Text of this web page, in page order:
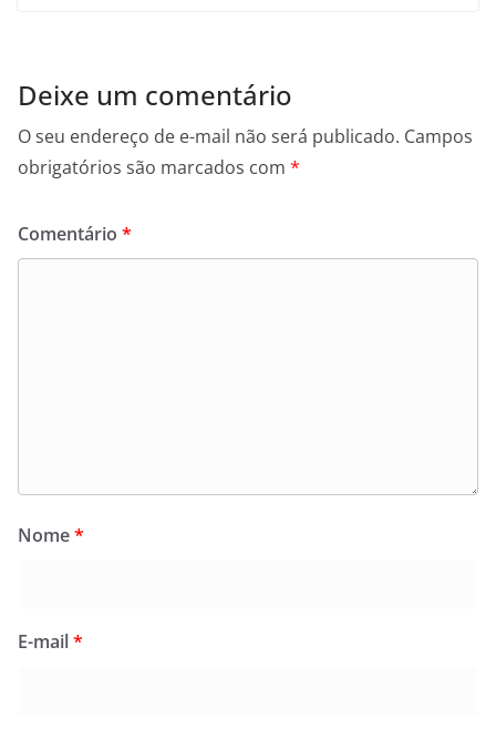
Deixe um comentário
O seu endereço de e-mail não será publicado. Campos
obrigatórios são marcados com *
Comentário *
Nome*
E-mail*